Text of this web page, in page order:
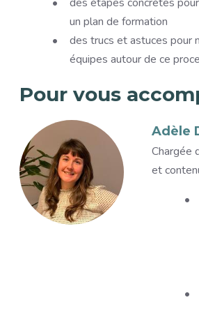
un plan de formation
des trucs et astuces pour
équipes autour de ce
Pour vous
Accompagnants
Image
Adèle
Titre
Chargée
et